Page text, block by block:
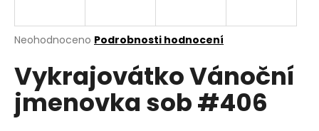
Průměrné
produktu
je
0,0
5
Neohodnoceno Podrobnosti hodnocení
Vykrajovátko Vánoční
jmenovka sob #406
j
t
?